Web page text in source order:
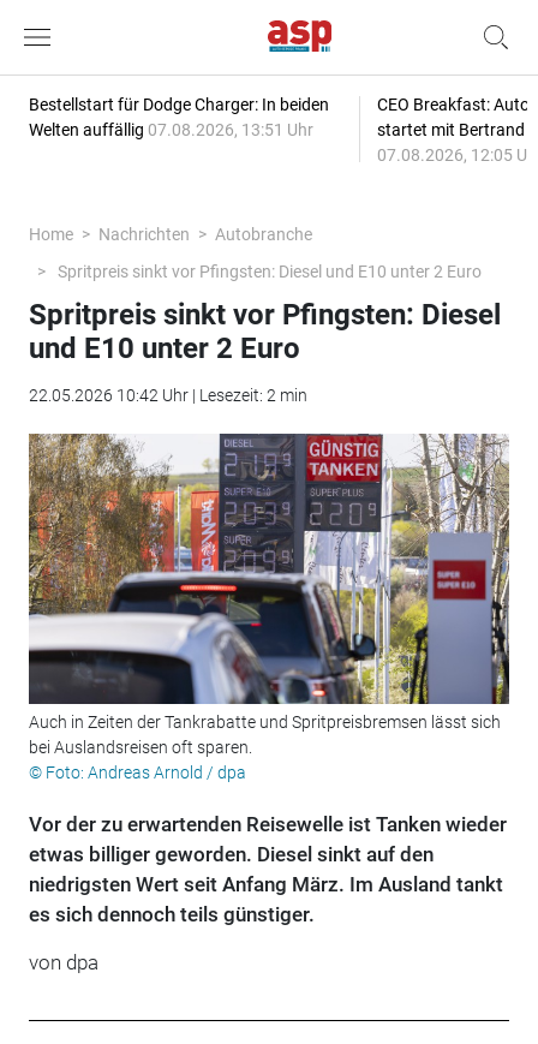
Bestellstart für Dodge Charger: In beiden
Welten auffällig 07.08.2026, 13:51 Uhr
CEO Breakfast:
startet mit Bertrand
07.08.2026, 12:05
Home Nachrichten
Autobranche
Spritpreis sinkt vor Pfingsten: Diesel und E10 unter 2 Euro
Spritpreis sinkt vor Pfingsten: Diesel
und E10 unter 2 Euro
22.05.2026 10:42 Uhr | Lesezeit: 2 min
Auch in Zeiten der Tankrabatte und Spritpreisbremsen lässt sich
bei Auslandsreisen oft sparen.
© Foto: Andreas Arnold / dpa
Vor der zu erwartenden Reisewelle ist Tanken wieder
etwas billiger geworden. Diesel sinkt auf den
niedrigsten Wert seit Anfang März. Im Ausland tankt
es sich dennoch teils günstiger.
von dpa